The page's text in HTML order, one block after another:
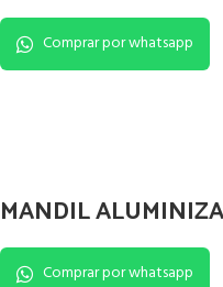
Comprar por whatsapp
MANDIL
Comprar por whatsapp